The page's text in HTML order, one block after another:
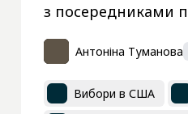
з посередниками
Антоніна Туманова
Вибори в США